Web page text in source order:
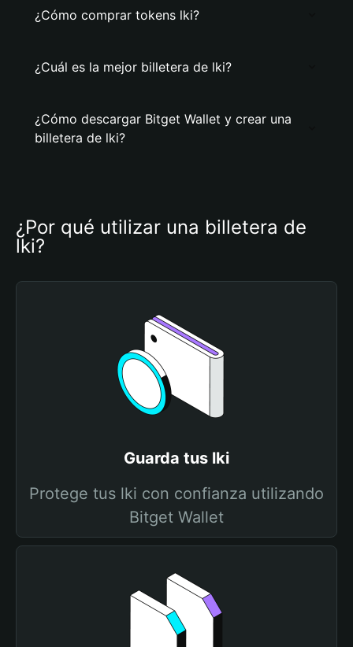
¿Cómo comprar tokens lki?
¿Cuál es la mejor billetera de lki?
¿Cómo descargar Bitget Wallet y crear una
billetera de lki?
¿Por qué utilizar una billetera de
lki?
Guarda tus lki
Protege tus lki con confianza utilizando
Bitget Wallet